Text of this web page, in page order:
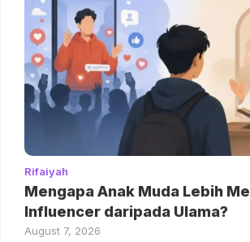
Rifaiyah
Mengapa Anak Muda Lebih
Influencer daripada Ulama?
August 7, 2026